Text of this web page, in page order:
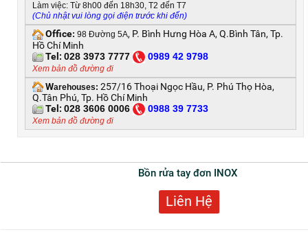
Làm việc: Từ 8h00 đến 18h30, T2 đến T7
(Chủ nhật vui lòng gọi điện trước khi đến)
Office: 98 Đường 5A, P. Bình Hưng Hòa A, Q.Bình Tân, Tp.
Hồ Chí Minh
Tel: 028 3973 7777 0989 42 9798
Xem bản đồ đường đi
Warehouses: 257/16 Thoại Ngọc Hầu, P. Phú Thọ Hòa,
Q.Tân Phú, Tp. Hồ Chí Minh
Tel: 028 3606 0006 0988 39 7733
Xem bản đồ đường đi
Bồn rửa tay đơn INOX
Liên Hệ